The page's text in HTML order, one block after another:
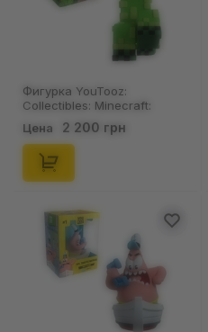
Фигурка YouTooz:
Collectibles: Minecraft:
Creeper, (54858)
Цена 2 200 грн